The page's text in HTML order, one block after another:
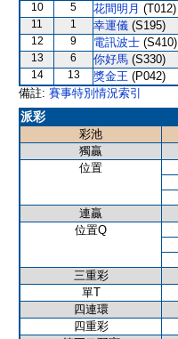
10 5 花間明月 (T012)
11 1 幸運儀 (S195)
12 9 電訊波士 (S410)
13 6 你好馬 (S330)
14 13 獎金王 (P042)
備註: 賽事特別情況索引
派彩
彩池
獨贏
位置
連贏
位置Q
三重彩
單T
四連環
四重彩